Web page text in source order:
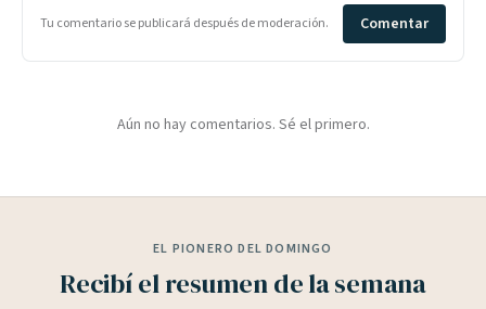
Tu comentario se publicará después de moderación. Comentar
Aún no hay comentarios. Sé el primero.
EL PIONERO DEL DOMINGO
Recibí el resumen de la semana